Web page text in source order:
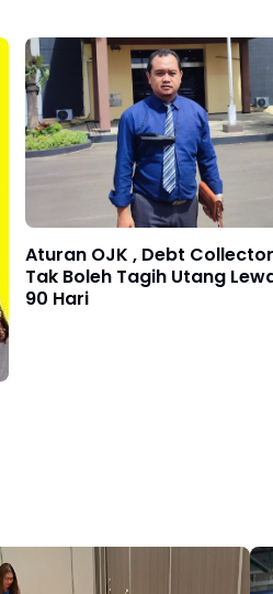
Aturan OJK , Debt Collector
Tak Boleh Tagih Utang
90 Hari